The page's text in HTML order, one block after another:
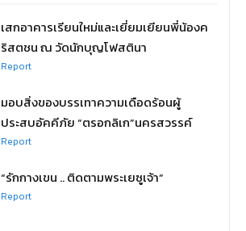
เสกอาคารเรียนใหม่และเยี่ยมเยียนพี่น้องค
ริสตชน ณ วัดนักบุญโฟสตินา
Report
มอบสิ่งของบรรเทาความเดือดร้อนผู้
ประสบอัคคีภัย “ตรอกลิเก”นครสวรรค์
Report
“รักกางเขน .. ติดตามพระเยซูเจ้า”
Report